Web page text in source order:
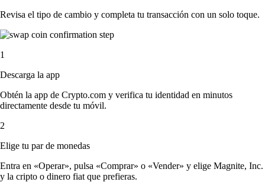
Revisa el tipo de cambio y completa tu transacción con un solo toque.
1
Descarga la app
Obtén la app de Crypto.com y verifica tu identidad en minutos
directamente desde tu móvil.
2
Elige tu par de monedas
Entra en «Operar», pulsa «Comprar» o «Vender» y elige Magnite, Inc.
y la cripto o dinero fiat que prefieras.